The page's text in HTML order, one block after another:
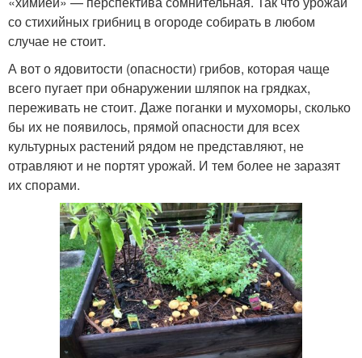
со стихийных грибниц в огороде собирать в любом
случае не стоит.
А вот о ядовитости (опасности) грибов, которая чаще
всего пугает при обнаружении шляпок на грядках,
переживать не стоит. Даже поганки и мухоморы, сколько
бы их не появилось, прямой опасности для всех
культурных растений рядом не представляют, не
отравляют и не портят урожай. И тем более не заразят
их спорами.